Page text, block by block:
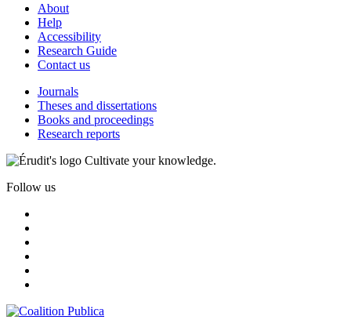
About
Help
Accessibility
Research Guide
Contact us
Journals
Theses and dissertations
Books and proceedings
Research reports
Cultivate your knowledge.
Follow us